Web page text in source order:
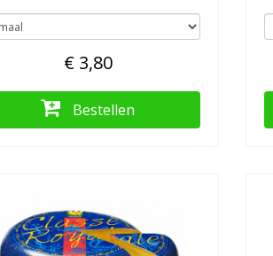
€ 3,80
Bestellen